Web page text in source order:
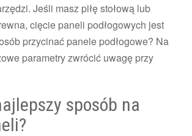
Jeśli masz piłę stołową lub
cięcie paneli podłogowych jest
przycinać panele podłogowe? Na
parametry zwrócić uwagę przy
sposób na